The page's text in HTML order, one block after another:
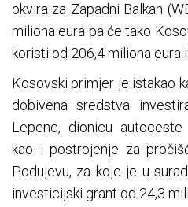
okvira za Zapadni Balkan
miliona eura pa će tako
koristi od 206,4 miliona eura
Kosovski primjer je istakao
dobivena sredstva
Lepenc, dionicu
kao i postrojenje za
Podujevu, za koje je u
investicijski grant od 24,3